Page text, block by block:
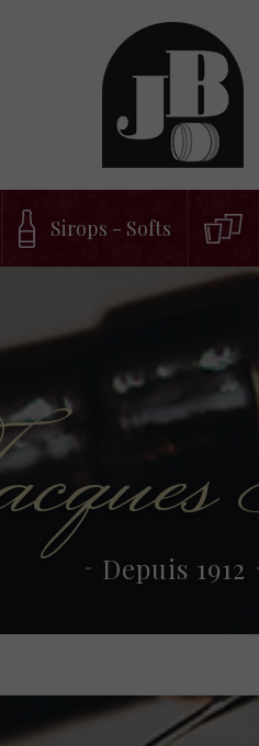
Sirops - Softs
Depuis 1912